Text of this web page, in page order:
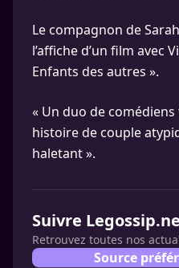
Le compagnon de
l’affiche d’un film avec
Enfants des autres ».
« Un duo de
histoire de couple
haletant ».
Suivre
Retrouvez toutes nos
Source